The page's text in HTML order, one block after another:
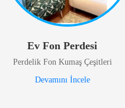
Ev Fon Perdesi
Perdelik Fon Kumaş Çeşitleri
Devamını İncele